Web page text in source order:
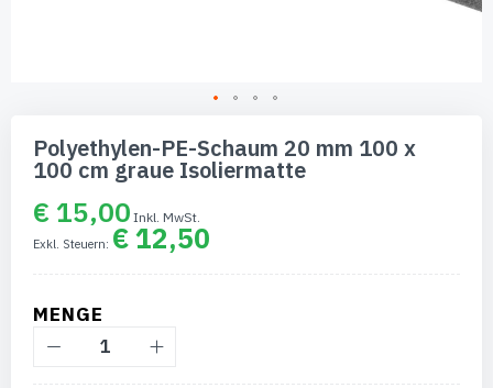
Anfang
Bildgalerie
Polyethylen-PE-Schaum 20 mm 100 x
100 cm graue Isoliermatte
€ 15,00
€ 12,50
MENGE